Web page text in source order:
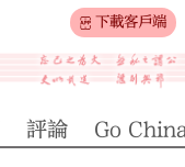
下載客戶端
評論 Go